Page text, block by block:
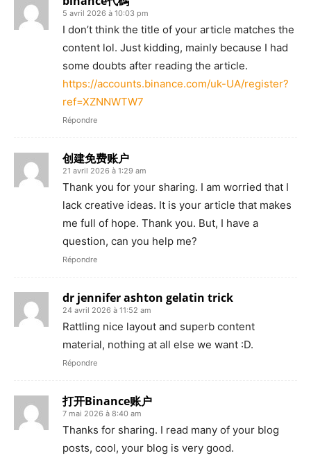
5 avril 2026 à 10:03 pm
I don’t think the title of your article matches the
content lol. Just kidding, mainly because I had
some doubts after reading the article.
https://accounts.binance.com/uk-UA/register?
ref=XZNNWTW7
Répondre
创建免费账户
21 avril 2026 à 1:29 am
Thank you for your sharing. I am worried that I
lack creative ideas. It is your article that makes
me full of hope. Thank you. But, I have a
question, can you help me?
Répondre
dr jennifer ashton gelatin trick
24 avril 2026 à 11:52 am
Rattling nice layout and superb content
material, nothing at all else we want :D.
Répondre
打开Binance账户
7 mai 2026 à 8:40 am
Thanks for sharing. I read many of your blog
posts, cool, your blog is very good.